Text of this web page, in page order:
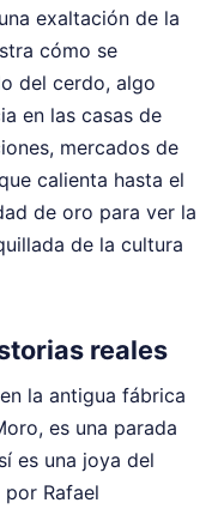
exaltación de la
cómo se
del cerdo, algo
en las casas de
mercados de
calienta hasta el
de oro para ver la
de la cultura
reales
la antigua fábrica
es una parada
es una joya del
Rafael